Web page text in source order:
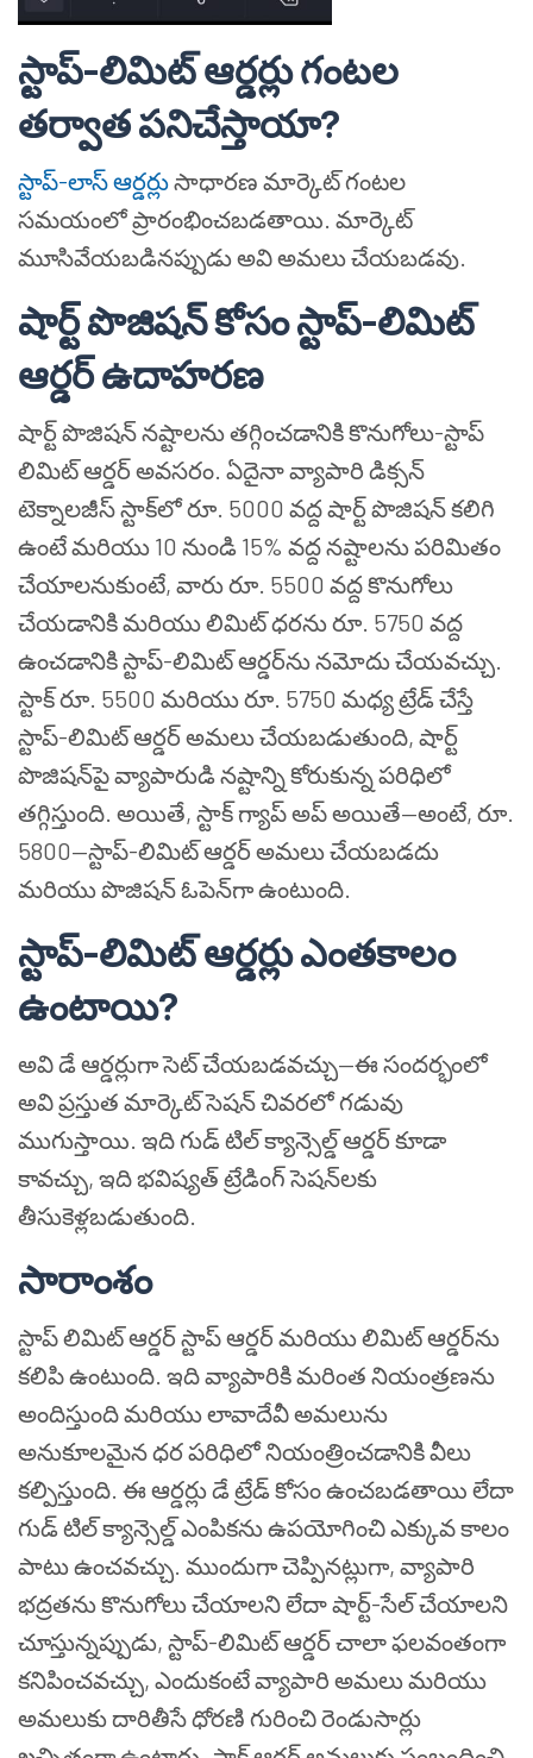
స్టాప్-లిమిట్ ఆర్డర్లు గంటల
తర్వాత పనిచేస్తాయా?
స్టాప్-లాస్ ఆర్డర్లుసాధారణ మార్కెట్ గంటల
సమయంలో ప్రారంభించబడతాయి. మార్కెట్
మూసివేయబడినప్పుడు అవి అమలు చేయబడవు.
షార్ట్ పొజిషన్ కోసం స్టాప్-లిమిట్
ఆర్డర్ ఉదాహరణ
షార్ట్ పొజిషన్ నష్టాలను తగ్గించడానికి కొనుగోలు-స్టాప్
లిమిట్ ఆర్డర్ అవసరం. ఏదైనా వ్యాపారి డిక్సన్
టెక్నాలజీస్ స్టాక్‌లో రూ. 5000 వద్ద షార్ట్ పొజిషన్ కలిగి
ఉంటే మరియు 10 నుండి 15% వద్ద నష్టాలను పరిమితం
చేయాలనుకుంటే, వారు రూ. 5500 వద్ద కొనుగోలు
చేయడానికి మరియు లిమిట్ ధరను రూ. 5750 వద్ద
ఉంచడానికి స్టాప్-లిమిట్ ఆర్డర్‌ను నమోదు చేయవచ్చు.
స్టాక్ రూ. 5500 మరియు రూ. 5750 మధ్య ట్రేడ్ చేస్తే
స్టాప్-లిమిట్ ఆర్డర్ అమలు చేయబడుతుంది, షార్ట్
పొజిషన్‌పై వ్యాపారుడి నష్టాన్ని కోరుకున్న పరిధిలో
తగ్గిస్తుంది. అయితే, స్టాక్ గ్యాప్ అప్ అయితే—అంటే, రూ.
5800—స్టాప్-లిమిట్ ఆర్డర్ అమలు చేయబడదు
మరియు పొజిషన్ ఓపెన్‌గా ఉంటుంది.
స్టాప్-లిమిట్ ఆర్డర్లు ఎంతకాలం
ఉంటాయి?
అవి డే ఆర్డర్లుగా సెట్ చేయబడవచ్చు—ఈ సందర్భంలో
అవి ప్రస్తుత మార్కెట్ సెషన్ చివరలో గడువు
ముగుస్తాయి. ఇది గుడ్ టిల్ క్యాన్సెల్డ్ ఆర్డర్ కూడా
కావచ్చు, ఇది భవిష్యత్ ట్రేడింగ్ సెషన్‌లకు
తీసుకెళ్లబడుతుంది.
సారాంశం
స్టాప్ లిమిట్ ఆర్డర్ స్టాప్ ఆర్డర్ మరియు లిమిట్ ఆర్డర్‌ను
కలిపి ఉంటుంది. ఇది వ్యాపారికి మరింత నియంత్రణను
అందిస్తుంది మరియు లావాదేవీ అమలును
అనుకూలమైన ధర పరిధిలో నియంత్రించడానికి వీలు
కల్పిస్తుంది. ఈ ఆర్డర్లు డే ట్రేడ్ కోసం ఉంచబడతాయి లేదా
గుడ్ టిల్ క్యాన్సెల్డ్ ఎంపికను ఉపయోగించి ఎక్కువ కాలం
పాటు ఉంచవచ్చు. ముందుగా చెప్పినట్లుగా, వ్యాపారి
భద్రతను కొనుగోలు చేయాలని లేదా షార్ట్-సేల్ చేయాలని
చూస్తున్నప్పుడు, స్టాప్-లిమిట్ ఆర్డర్ చాలా ఫలవంతంగా
కనిపించవచ్చు, ఎందుకంటే వ్యాపారి అమలు మరియు
అమలుకు దారితీసే ధోరణి గురించి రెండుసార్లు